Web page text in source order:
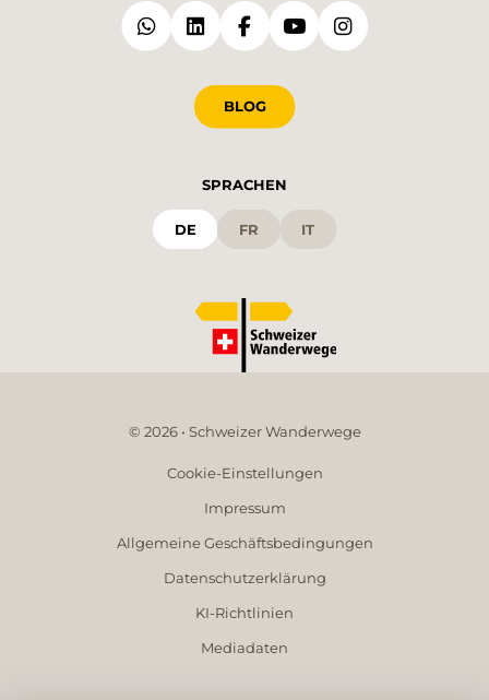
BLOG
SPRACHEN
DE FR IT
© 2026 • Schweizer Wanderwege
Cookie-Einstellungen
Impressum
Allgemeine Geschäftsbedingungen
Datenschutzerklärung
KI-Richtlinien
Mediadaten